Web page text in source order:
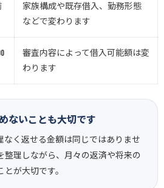
家族構成や既存借入、勤務形態
などで変わります
審査内容によって借入可能額は変
わります
ないことも大切です
なく返せる金額は同じではありませ
整理しながら、月々の返済や将来の
が大切です。